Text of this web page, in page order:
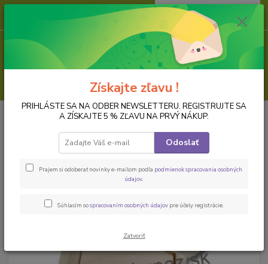
ks
za 0,00 EUR
PREDMETY K DOZDOBENIU Dreveny polotovar
Podložky pod pohár 6 ks +držiak
Získajte zľavu !
PRIHLÁSTE SA NA ODBER NEWSLETTERU. REGISTRUJTE SA
A ZÍSKAJTE 5 % ZĽAVU NA PRVÝ NÁKUP.
Odoslať
Prajem si odoberať novinky e-mailom podľa podmienok spracovania osobných
údajov.
Súhlasím sospracovaním osobných údajov pre účely registrácie.
Zatvoriť